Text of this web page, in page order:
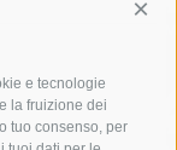
e tecnologie
la fruizione dei
tuo consenso, per